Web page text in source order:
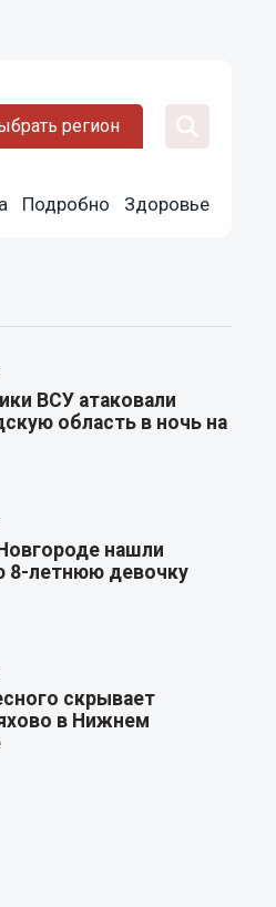
регион
Подробно Здоровье
ВСУ атаковали
область в ночь на
нашли
8-летнюю девочку
скрывает
в Нижнем